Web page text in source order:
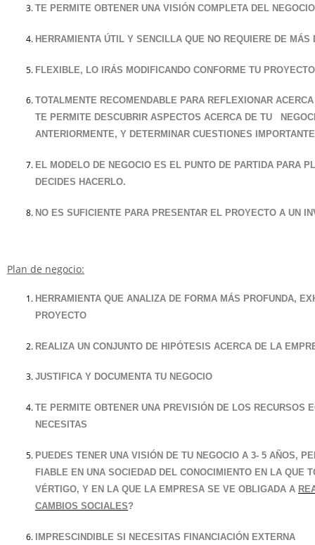
TE PERMITE OBTENER UNA VISIÓN COMPLETA DEL
HERRAMIENTA ÚTIL Y SENCILLA QUE NO REQUIERE DE
FLEXIBLE, LO IRÁS MODIFICANDO CONFORME TU
TOTALMENTE RECOMENDABLE PARA REFLEXIONAR
TE PERMITE DESCUBRIR ASPECTOS ACERCA DE TU
ANTERIORMENTE, Y DETERMINAR CUESTIONES
EL MODELO DE NEGOCIO ES EL PUNTO DE PARTIDA PARA
DECIDES HACERLO.
NO ES SUFICIENTE PARA PRESENTAR EL PROYECTO A UN
Plan de negocio:
HERRAMIENTA QUE ANALIZA DE FORMA MÁS PROFUNDA,
PROYECTO
REALIZA UN CONJUNTO DE HIPÓTESIS ACERCA DE LA
JUSTIFICA Y DOCUMENTA TU NEGOCIO
TE PERMITE OBTENER UNA PREVISIÓN DE LOS RECURSOS
NECESITAS
PUEDES TENER UNA VISIÓN DE TU NEGOCIO A 3- 5 AÑOS,
FIABLE EN UNA SOCIEDAD DEL CONOCIMIENTO EN LA QUE
VÉRTIGO, Y EN LA QUE LA EMPRESA SE VE OBLIGADA A
CAMBIOS SOCIALES?
IMPRESCINDIBLE SI NECESITAS FINANCIACIÓN EXTERNA